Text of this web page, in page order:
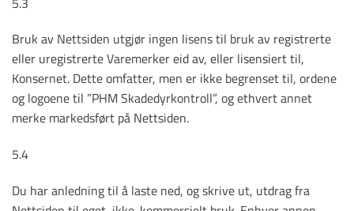
Bruk av Nettsiden utgjør ingen lisens til bruk av registrerte
eller uregistrerte Varemerker eid av, eller lisensiert til,
Konsernet. Dette omfatter, men er ikke begrenset til, ordene
og logoene til ”PHM Skadedyrkontroll”, og ethvert annet
merke markedsført på Nettsiden.
5.4
Du har anledning til å laste ned, og skrive ut, utdrag fra